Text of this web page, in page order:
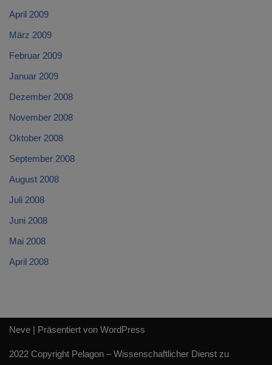
April 2009
März 2009
Februar 2009
Januar 2009
Dezember 2008
November 2008
Oktober 2008
September 2008
August 2008
Juli 2008
Juni 2008
Mai 2008
April 2008
Neve | Präsentiert von WordPress
2022 Copyright Pelagon – Wissenschaftlicher Dienst zu